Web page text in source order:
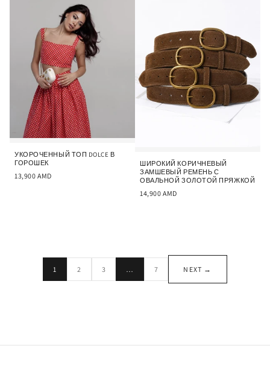
УКОРОЧЕННЫЙ ТОП DOLCE В
ГОРОШЕК
13,900 AMD
ШИРОКИЙ КОРИЧНЕВЫЙ
ЗАМШЕВЫЙ РЕМЕНЬ С
ОВАЛЬНОЙ ЗОЛОТОЙ ПРЯЖКОЙ
14,900 AMD
1 2 3 … 7 NEXT →